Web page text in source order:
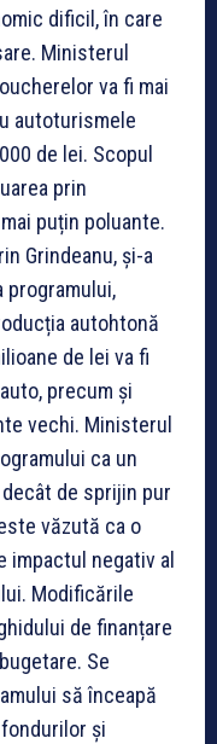
dificil, în care
Ministerul
va fi mai
autoturismele
de lei. Scopul
prin
puțin poluante.
Grindeanu, și-a
programului,
autohtonă
de lei va fi
precum și
vechi. Ministerul
ca un
de sprijin pur
văzută ca o
impactul negativ al
Modificările
de finanțare
Se
să înceapă
și